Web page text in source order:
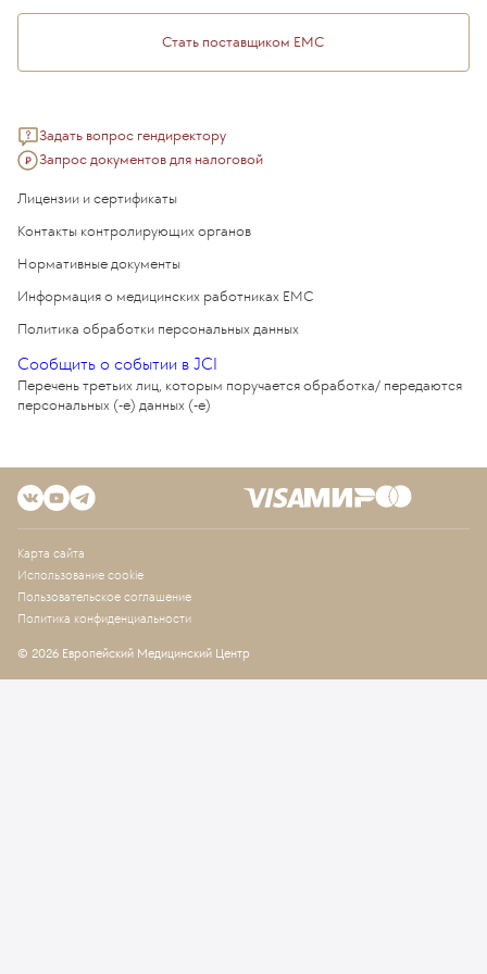
Стать поставщиком ЕМС
Задать вопрос гендиректору
Запрос документов для налоговой
Лицензии и сертификаты
Контакты контролирующих органов
Нормативные документы
Информация о медицинских работниках EMC
Политика обработки персональных данных
Сообщить о событии в JCI
Перечень третьих лиц, которым поручается обработка/ передаются
персональных (-е) данных (-е)
Карта сайта
Использование cookie
Пользовательское соглашение
Политика конфиденциальности
© 2026 Европейский Медицинский Центр